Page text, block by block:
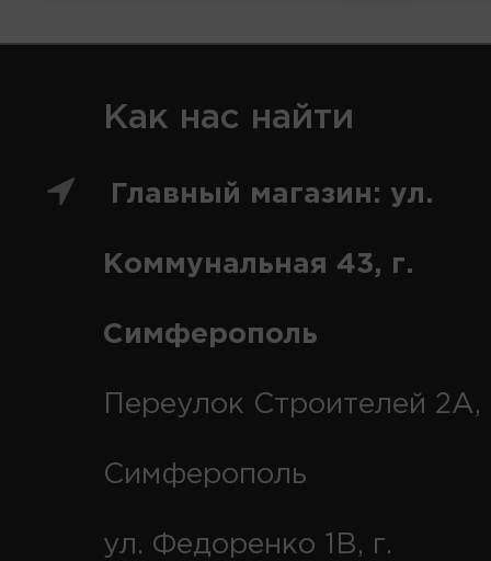
Как нас найти
Главный магазин: ул.
Коммунальная 43, г.
Симферополь
Переулок Строителей 2А,
Симферополь
ул. Федоренко 1В, г.